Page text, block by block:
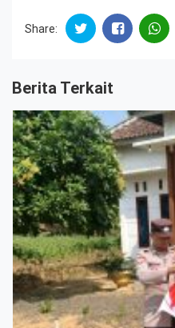
Share:
Berita Terkait